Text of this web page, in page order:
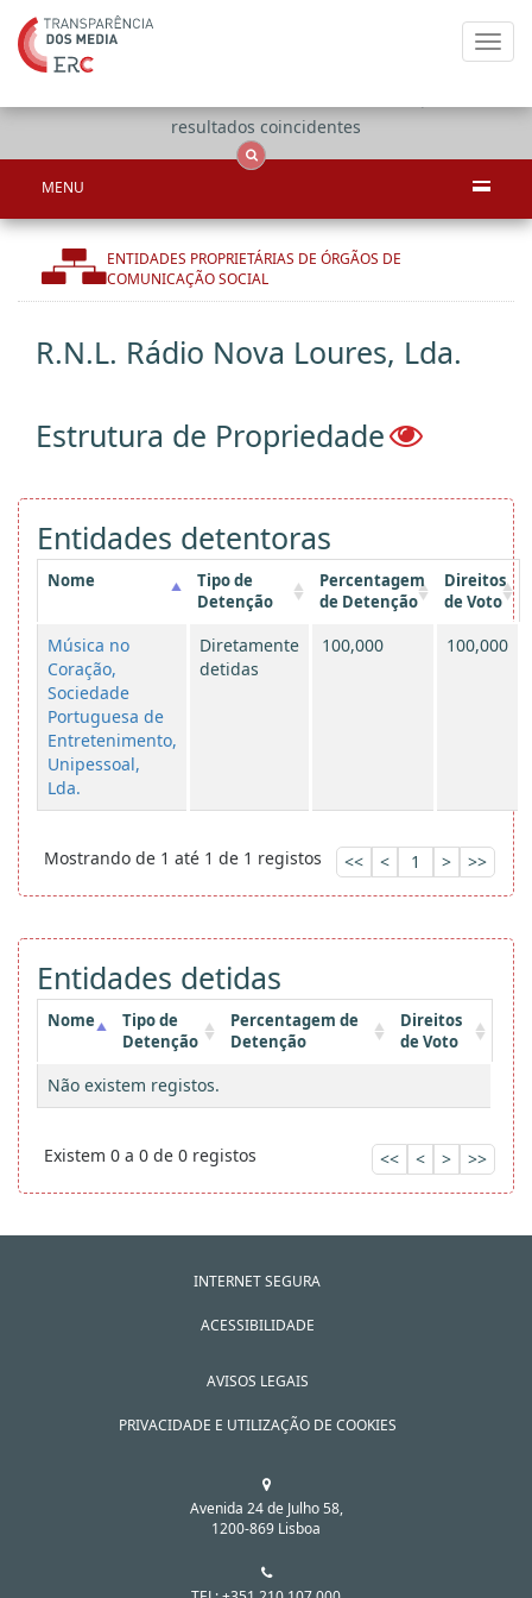
resultados coincidentes
MENU
ENTIDADES PROPRIETÁRIAS DE ÓRGÃOS DE
COMUNICAÇÃO SOCIAL
R.N.L. Rádio Nova Loures, Lda.
Estrutura de Propriedade
Entidades detentoras
Nome
Tipo de
Detenção
Percentagem
de Detenção
Direitos
de Voto
Música no
Coração,
Sociedade
Portuguesa de
Entretenimento,
Unipessoal,
Lda.
Diretamente
detidas
100,000 100,000
Mostrando de 1 até 1 de 1 registos << < 1 > >>
Entidades detidas
Nome
Tipo de
Detenção
Percentagem de
Detenção
Direitos
de Voto
Não existem registos.
Existem 0 a 0 de 0 registos << < > >>
INTERNET SEGURA
ACESSIBILIDADE
AVISOS LEGAIS
PRIVACIDADE E UTILIZAÇÃO DE COOKIES
Avenida 24 de Julho 58,
1200-869 Lisboa